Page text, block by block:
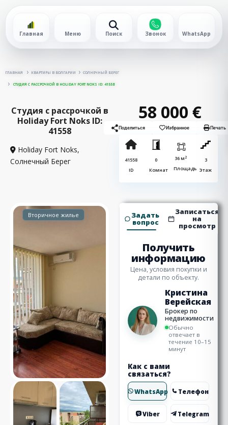
Главная Меню Поиск Звонок WhatsApp
ГЛАВНАЯ КВАРТИРЫ В БОЛГАРИИ СОЛНЕЧНЫЙ БЕРЕГ
СТУДИЯ С РАССРОЧКОЙ В HOLIDAY FORT NOKS ID: 41558
Студия с рассрочкой в
Holiday Fort Noks ID:
41558
Holiday Fort Noks,
Солнечный Берег
58 000 €
Поделиться Избранное Печать
41558
ID
0
Комнат
36 м2
Площадь
3
Этаж
Вторичное жилье Задать
вопрос
Записаться
на
просмотр
Получить
информацию
Цена, условия покупки и
детали по объекту.
Кристина
Верейская
Брокер по
недвижимости
Обычно
отвечает в
течение 10–15
минут
Как с вами
связаться?
WhatsApp Телефон
Viber Telegram